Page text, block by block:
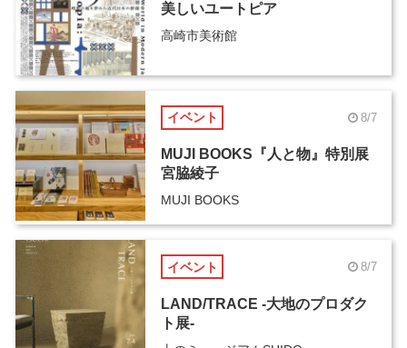
美しいユートピア
高崎市美術館
イベント 8/7
MUJI BOOKS『人と物』特別展
宮脇綾子
MUJI BOOKS
イベント 8/7
LAND/TRACE -大地のプロダク
ト展-